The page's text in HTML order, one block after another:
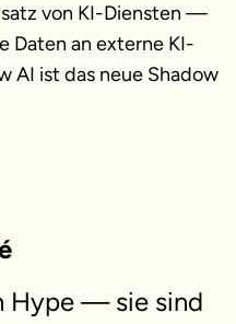
von KI-Diensten —
Daten an externe KI-
AI ist das neue Shadow
Hype — sie sind